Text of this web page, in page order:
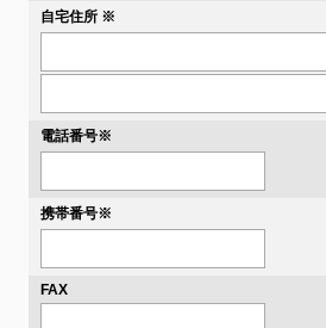
自宅住所 ※
電話番号※
携帯番号※
FAX